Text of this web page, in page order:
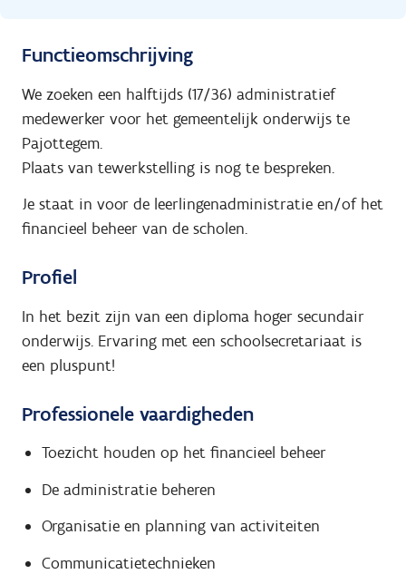
Functieomschrijving
We zoeken een halftijds (17/36) administratief
medewerker voor het gemeentelijk onderwijs te
Pajottegem.
Plaats van tewerkstelling is nog te bespreken.
Je staat in voor de leerlingenadministratie en/of het
financieel beheer van de scholen.
Profiel
In het bezit zijn van een diploma hoger secundair
onderwijs. Ervaring met een schoolsecretariaat is
een pluspunt!
Professionele vaardigheden
Toezicht houden op het financieel beheer
De administratie beheren
Organisatie en planning van activiteiten
Communicatietechnieken